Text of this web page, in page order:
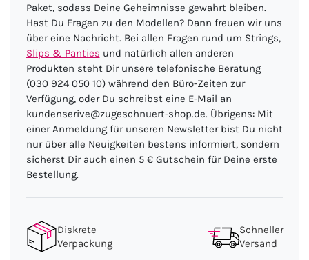
Paket, sodass Deine Geheimnisse gewahrt bleiben.
Hast Du Fragen zu den Modellen? Dann freuen wir uns
über eine Nachricht. Bei allen Fragen rund um Strings,
Slips & Panties und natürlich allen anderen
Produkten steht Dir unsere telefonische Beratung
(030 924 050 10) während den Büro-Zeiten zur
Verfügung, oder Du schreibst eine E-Mail an
kundenserive@zugeschnuert-shop.de. Übrigens: Mit
einer Anmeldung für unseren Newsletter bist Du nicht
nur über alle Neuigkeiten bestens informiert, sondern
sicherst Dir auch einen 5 € Gutschein für Deine erste
Bestellung.
Diskrete
Verpackung
Schneller
Versand